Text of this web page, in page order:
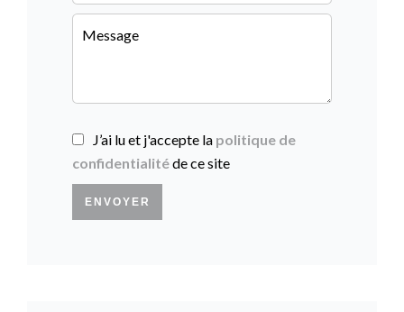
J’ai lu et j'accepte la politique de
confidentialitéde ce site
ENVOYER